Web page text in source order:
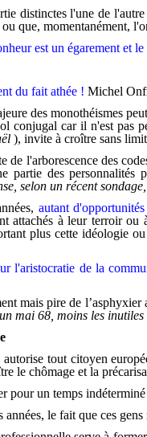
distinctes l'une de
que, momentanément,
est un égarement et
du fait athée ! Michel
des monothéismes
car il n'est pas
), invite à croître sans
de l'arborescence des
partie des
selon un récent
autant d'opportunités
attachés à leur terroir
plus cette
l'aristocratie de la
mais pire de
mai 68, moins les
tout citoyen
le chômage et la
pour un temps
le fait que ces